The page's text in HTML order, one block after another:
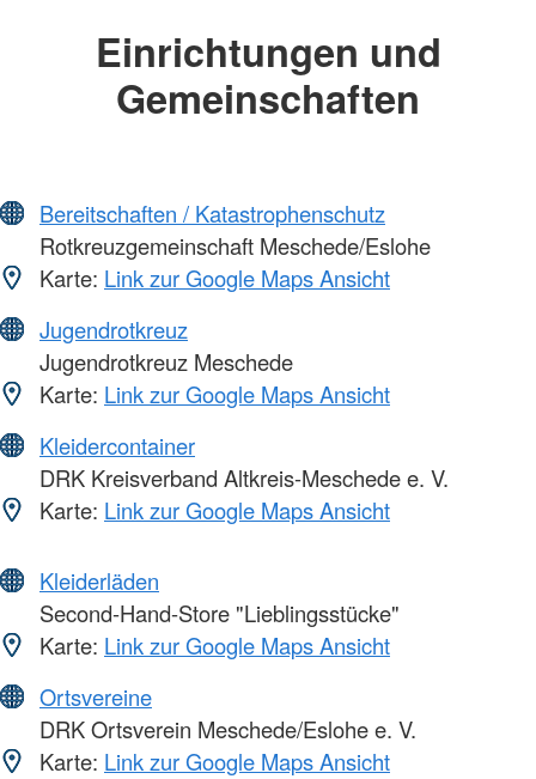
Einrichtungen und
Gemeinschaften
Bereitschaften / Katastrophenschutz
Rotkreuzgemeinschaft Meschede/Eslohe
Karte: Link zur Google Maps Ansicht
Jugendrotkreuz
Jugendrotkreuz Meschede
Karte: Link zur Google Maps Ansicht
Kleidercontainer
DRK Kreisverband Altkreis-Meschede e. V.
Karte: Link zur Google Maps Ansicht
Kleiderläden
Second-Hand-Store "Lieblingsstücke"
Karte: Link zur Google Maps Ansicht
Ortsvereine
DRK Ortsverein Meschede/Eslohe e. V.
Karte: Link zur Google Maps Ansicht